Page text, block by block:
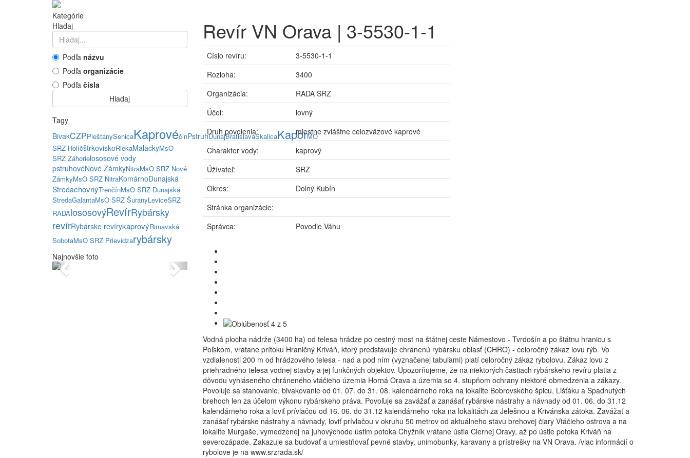
Kategórie
Hladaj
Podľa názvu
Podľa organizácie
Podľa čísla
Hladaj
Tagy
BivakCZPPieštanySenicaKaprovéčlnPstruhDunajBratislavaSkalicaKaporMO
SRZ HolíčštrkoviskoRiekaMalackyMsO
SRZ Záhorielososové vody
pstruhovéNové ZámkyNitraMsO SRZ Nové
ZámkyMsO SRZ NitraKomárnoDunajská
StredachovnýTrenčínMsO SRZ Dunajská
StredaGalantaMsO SRZ ŠuranyLeviceSRZ
RADAlososovýRevírRybársky
revírRybárske revírykaprovýRimavská
SobotaMsO SRZ Prievidzarybársky
Najnovšie foto
Previous Next
Revír VN Orava | 3-5530-1-1
Číslo revíru:
3-5530-1-1
Rozloha:
3400
Organizácia:
RADA SRZ
Účel:
lovný
Druh povolenia:
miestne zvláštne celozväzové kaprové
Charakter vody:
kaprový
Úžívateľ:
SRZ
Okres:
Dolný Kubín
Stránka organizácie:
Správca:
Povodie Váhu
Vodná plocha nádrže (3400 ha) od telesa hrádze po cestný most na štátnej ceste Námestovo - Tvrdošín a po štátnu hranicu s
Poľskom, vrátane prítoku Hraničný Kriváň, ktorý predstavuje chránenú rybársku oblasť (CHRO) - celoročný zákaz lovu rýb. Vo
vzdialenosti 200 m od hrádzového telesa - nad a pod ním (vyznačenej tabuľami) platí celoročný zákaz rybolovu. Zákaz lovu z
priehradného telesa vodnej stavby a jej funkčných objektov. Upozorňujeme, že na niektorých častiach rybárskeho revíru platia z
dôvodu vyhláseného chráneného vtáčieho územia Horná Orava a územia so 4. stupňom ochrany niektoré obmedzenia a zákazy.
Povoľuje sa stanovanie, bivakovanie od 01. 07. do 31. 08. kalendárneho roka na lokalite Bobrovského špicu, Lišťáku a Spadnutých
brehoch len za účelom výkonu rybárskeho práva. Povoľuje sa zavážať a zanášať rybárske nástrahy a návnady od 01. 06. do 31.12
kalendárneho roka a loviť prívlačou od 16. 06. do 31.12 kalendárneho roka na lokalitách za Jelešnou a Krivánska zátoka. Zavážať a
zanášať rybárske nástrahy a návnady, loviť prívlačou v okruhu 50 metrov od aktuálneho stavu brehovej čiary Vtáčieho ostrova a na
lokalite Murgaše, vymedzenej na juhovýchode ústim potoka Chyžník vrátane ústia Čiernej Oravy, až po ústie potoka Kriváň na
severozápade. Zakazuje sa budovať a umiestňovať pevné stavby, unimobunky, karavany a prístrešky na VN Orava. /viac informácií o
rybolove je na www.srzrada.sk/